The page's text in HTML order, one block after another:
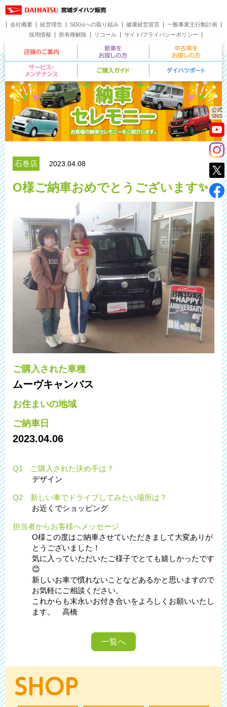
公式
SNS
会社概要 経営理念 SDGsへの取り組み 健康経営宣言
一般事業主行動計画
採用情報
所有権解除 リコール
サイト/プライバシーポリシー
お問い合わせ
店舗のご案内 新車をお探しの方
サービス・メンテナンス ご購入ガイド
石巻店 2023.04.08
O様ご納車おめでとうございます✨
ご購入された車種
ムーヴキャンバス
お住まいの地域
ご納車日
2023.04.06
Q1 ご購入された決め手は？
デザイン
Q2 新しい車でドライブしてみたい場所は？
お近くでショッピング
担当者からお客様へメッセージ
O様この度はご納車させていただきまして大変ありが
とうございました！
気に入っていただいたご様子でとても嬉しかったです
😊
新しいお車で慣れないことなどあるかと思いますので
お気軽にご相談ください。
これからも末永いお付き合いをよろしくお願いいたし
ます。 高橋
一覧へ